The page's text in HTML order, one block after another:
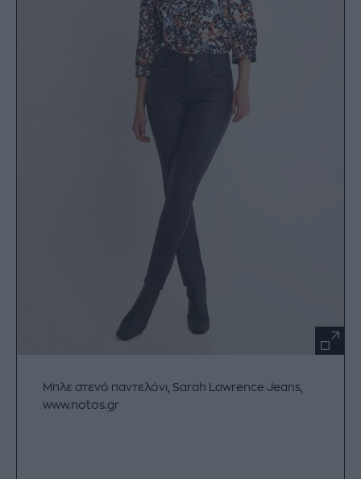
Mπλε στενό παντελόνι, Sarah Lawrence Jeans,
www.notos.gr